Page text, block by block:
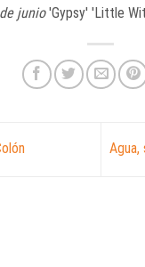
junio'Gypsy' 'Little
Agua,